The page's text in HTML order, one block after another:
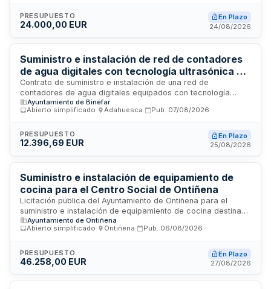
patrimoniales, con el objetivo de mejorar la imagen urbana y
reducir los costes de limpiezas puntuales externalizadas.
PRESUPUESTO
24.000,00 EUR
En Plazo
24/08/2026
Suministro e instalación de red de contadores
de agua digitales con tecnología ultrasónica y
transmisión LoRaWAN
Contrato de suministro e instalación de una red de
contadores de agua digitales equipados con tecnología
ultrasónica y transmisión LoRaWAN. La licitación se realiza
mediante procedimiento abierto simplificado en modalidad
equipamiento de medición de consumo de agua de última
generación. El contrato incluye todas las actuaciones
contadores inteligentes.
Ayuntamiento de Binéfar
Abierto simplificado
Adahuesca Pub. 07/08/2026
PRESUPUESTO
12.396,69 EUR
En Plazo
25/08/2026
Suministro e instalación de equipamiento de
cocina para el Centro Social de Ontiñena
Licitación pública del Ayuntamiento de Ontiñena para el
suministro e instalación de equipamiento de cocina destinado
al Centro Social municipal ubicado en Ontiñena, Huesca. El
contrato incluye la entrega de los equipos y su instalación
equipamiento operativo. El plazo de entrega es de tres
meses desde la adjudicación, sin posibilidad de prórroga. El
Ayuntamiento de Ontiñena
Abierto simplificado
Ontiñena Pub. 06/08/2026
PRESUPUESTO
46.258,00 EUR
En Plazo
27/08/2026